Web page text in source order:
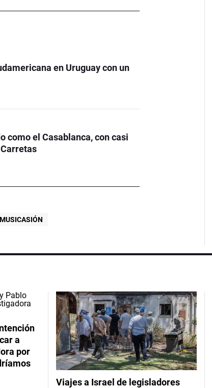
en Uruguay con un
como el Casablanca, con casi
MUSICASIÓN
a
por
Viajes a Israel de legisladores